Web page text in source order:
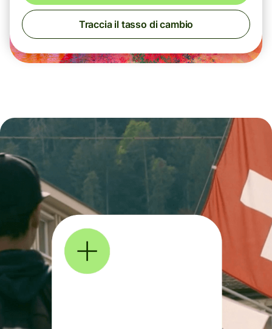
Traccia il tasso di cambio